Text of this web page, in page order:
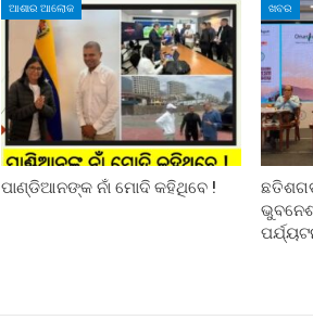
ଆଶାର ଆଲୋକ
ପାଣ୍ଡିଆନଙ୍କ ନାଁ ମୋଦି କହିଥିବେ !
ଖବର